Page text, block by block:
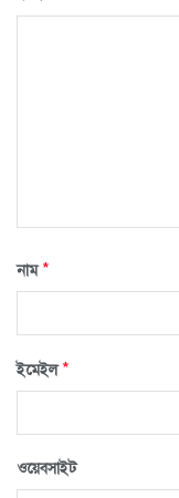
নাম*
ইমেইল*
ওয়েবসাইট